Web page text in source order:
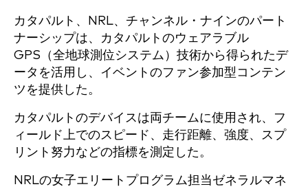
カタパルト、NRL、チャンネル・ナインのパート
ナーシップは、カタパルトのウェアラブル
GPS（全地球測位システム）技術から得られたデ
ータを活用し、イベントのファン参加型コンテン
ツを提供した。
カタパルトのデバイスは両チームに使用され、フ
ィールド上でのスピード、走行距離、強度、スプ
リント努力などの指標を測定した。
NRLの女子エリートプログラム担当ゼネラルマネ